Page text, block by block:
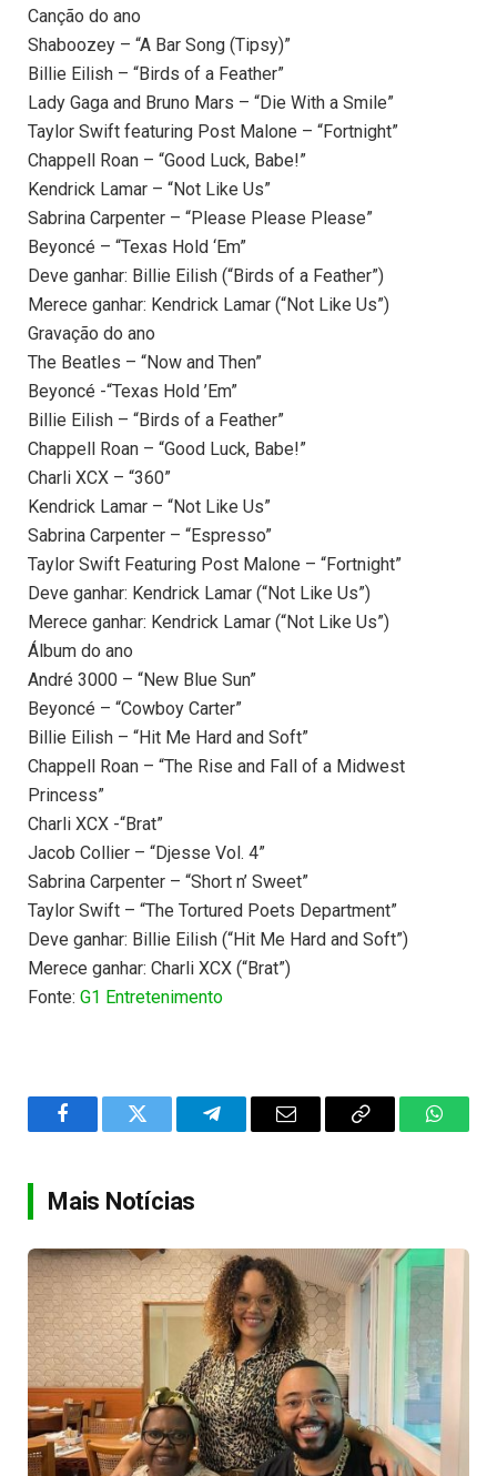
Canção do ano
Shaboozey – “A Bar Song (Tipsy)”
Billie Eilish – “Birds of a Feather”
Lady Gaga and Bruno Mars – “Die With a Smile”
Taylor Swift featuring Post Malone – “Fortnight”
Chappell Roan – “Good Luck, Babe!”
Kendrick Lamar – “Not Like Us”
Sabrina Carpenter – “Please Please Please”
Beyoncé – “Texas Hold ‘Em”
Deve ganhar: Billie Eilish (“Birds of a Feather”)
Merece ganhar: Kendrick Lamar (“Not Like Us”)
Gravação do ano
The Beatles – “Now and Then”
Beyoncé -“Texas Hold ’Em”
Billie Eilish – “Birds of a Feather”
Chappell Roan – “Good Luck, Babe!”
Charli XCX – “360”
Kendrick Lamar – “Not Like Us”
Sabrina Carpenter – “Espresso”
Taylor Swift Featuring Post Malone – “Fortnight”
Deve ganhar: Kendrick Lamar (“Not Like Us”)
Merece ganhar: Kendrick Lamar (“Not Like Us”)
Álbum do ano
André 3000 – “New Blue Sun”
Beyoncé – “Cowboy Carter”
Billie Eilish – “Hit Me Hard and Soft”
Chappell Roan – “The Rise and Fall of a Midwest
Princess”
Charli XCX -“Brat”
Jacob Collier – “Djesse Vol. 4”
Sabrina Carpenter – “Short n’ Sweet”
Taylor Swift – “The Tortured Poets Department”
Deve ganhar: Billie Eilish (“Hit Me Hard and Soft”)
Merece ganhar: Charli XCX (“Brat”)
Fonte: G1 Entretenimento
FacebookTwitter TelegramEmail
Copy
Mais Notícias